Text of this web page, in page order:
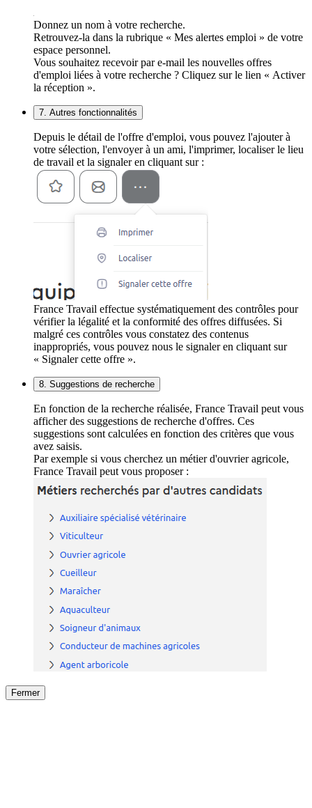
Donnez un nom à votre recherche.
Retrouvez-la dans la rubrique « Mes alertes emploi » de votre
espace personnel.
Vous souhaitez recevoir par e-mail les nouvelles offres
d'emploi liées à votre recherche ? Cliquez sur le lien « Activer
la réception ».
7. Autres fonctionnalités
Depuis le détail de l'offre d'emploi, vous pouvez l'ajouter à
votre sélection, l'envoyer à un ami, l'imprimer, localiser le lieu
de travail et la signaler en cliquant sur :
France Travail effectue systématiquement des contrôles pour
vérifier la légalité et la conformité des offres diffusées. Si
malgré ces contrôles vous constatez des contenus
inappropriés, vous pouvez nous le signaler en cliquant sur
« Signaler cette offre ».
8. Suggestions de recherche
En fonction de la recherche réalisée, France Travail peut vous
afficher des suggestions de recherche d'offres. Ces
suggestions sont calculées en fonction des critères que vous
avez saisis.
Par exemple si vous cherchez un métier d'ouvrier agricole,
France Travail peut vous proposer :
Fermer